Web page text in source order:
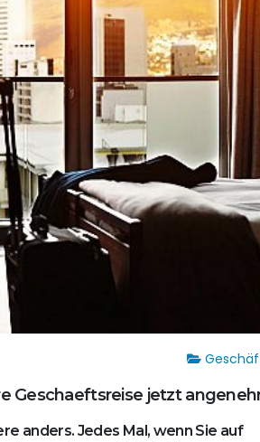
Geschaeftsreise jetzt
anders. Jedes Mal, wenn Sie auf